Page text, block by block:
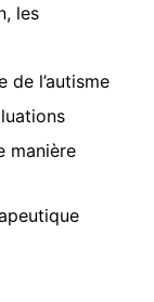
les
de l’autisme
manière